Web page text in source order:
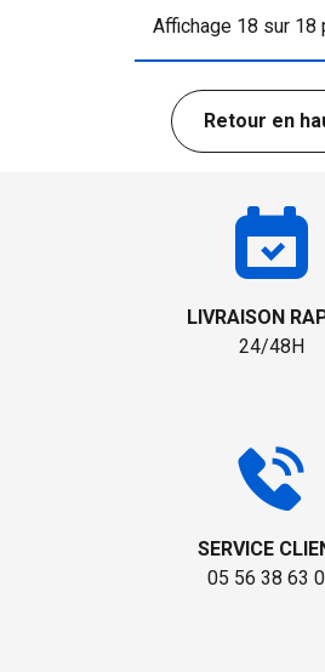
Affichage 18 sur 18
Retour en
LIVRAISON
24/48H
SERVICE
05 56 38 63